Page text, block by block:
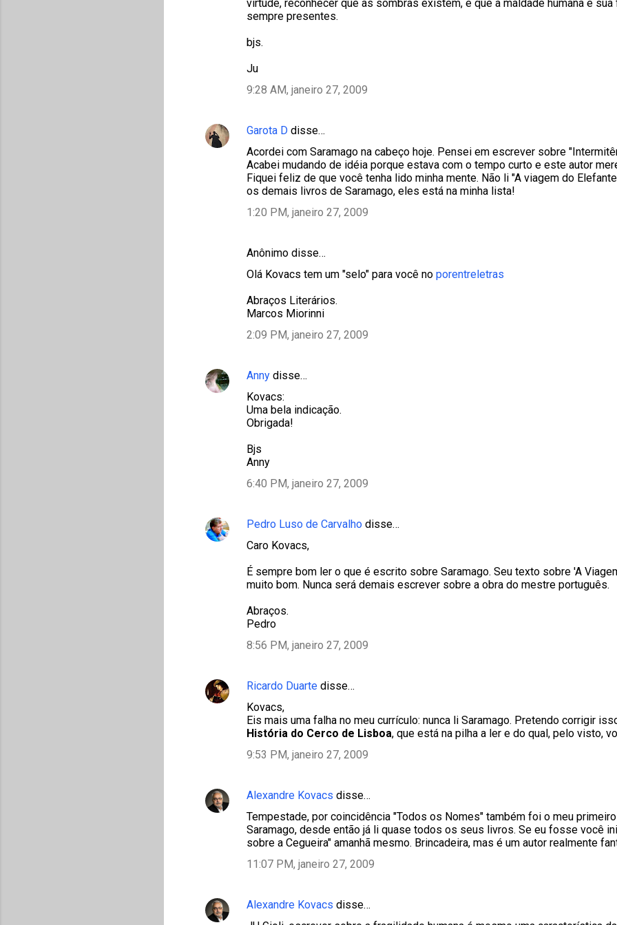
virtude, reconhecer que as sombras existem, e que a maldade humana e
sempre presentes.
bjs.
Ju
9:28 AM, janeiro 27, 2009
Garota D disse…
Acordei com Saramago na cabeço hoje. Pensei em escrever sobre
Acabei mudando de idéia porque estava com o tempo curto e este autor
Fiquei feliz de que você tenha lido minha mente. Não li "A viagem do
os demais livros de Saramago, eles está na minha lista!
1:20 PM, janeiro 27, 2009
Anônimo disse…
Olá Kovacs tem um "selo" para você no porentreletras
Abraços Literários.
Marcos Miorinni
2:09 PM, janeiro 27, 2009
Anny disse…
Kovacs:
Uma bela indicação.
Obrigada!
Bjs
Anny
6:40 PM, janeiro 27, 2009
Pedro Luso de Carvalho disse…
Caro Kovacs,
É sempre bom ler o que é escrito sobre Saramago. Seu texto sobre 'A
muito bom. Nunca será demais escrever sobre a obra do mestre português.
Abraços.
Pedro
8:56 PM, janeiro 27, 2009
Ricardo Duarte disse…
Kovacs,
Eis mais uma falha no meu currículo: nunca li Saramago. Pretendo corrigir
História do Cerco de Lisboa, que está na pilha a ler e do qual, pelo visto,
9:53 PM, janeiro 27, 2009
Alexandre Kovacs disse…
Tempestade, por coincidência "Todos os Nomes" também foi o meu
Saramago, desde então já li quase todos os seus livros. Se eu fosse você
sobre a Cegueira" amanhã mesmo. Brincadeira, mas é um autor realmente
11:07 PM, janeiro 27, 2009
Alexandre Kovacs disse…